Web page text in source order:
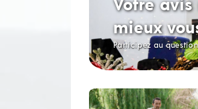
Votre avis
mieux
Participez au